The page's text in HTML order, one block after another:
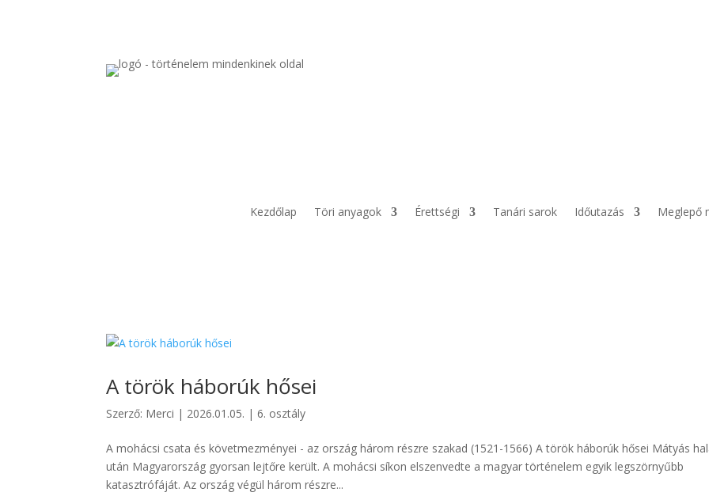
Kezdőlap Töri anyagok Érettségi Tanári sarok Időutazás Meglepő
A török háborúk hősei
Szerző: Merci | 2026.01.05. |6. osztály
A mohácsi csata és követmezményei - az ország három részre szakad (1521-1566) A török háborúk hősei Mátyás
után Magyarország gyorsan lejtőre került. A mohácsi síkon elszenvedte a magyar történelem egyik legszörnyűbb
katasztrófáját. Az ország végül három részre...